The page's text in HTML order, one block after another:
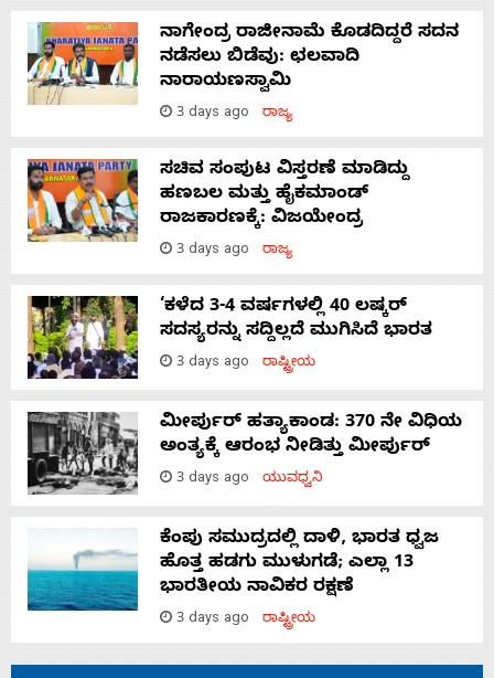
ನಾಗೇಂದ್ರ ರಾಜೀನಾಮೆ ಕೊಡದಿದ್ದರೆ ಸದನ
ನಡೆಸಲು ಬಿಡೆವು: ಛಲವಾದಿ
ನಾರಾಯಣಸ್ವಾಮಿ
3 days ago ರಾಜ್ಯ
ಸಚಿವ ಸಂಪುಟ ವಿಸ್ತರಣೆ ಮಾಡಿದ್ದು
ಹಣಬಲ ಮತ್ತು ಹೈಕಮಾಂಡ್
ರಾಜಕಾರಣಕ್ಕೆ: ವಿಜಯೇಂದ್ರ
3 days ago ರಾಜ್ಯ
‘ಕಳೆದ 3-4 ವರ್ಷಗಳಲ್ಲಿ 40 ಲಷ್ಕರ್
ಸದಸ್ಯರನ್ನು ಸದ್ದಿಲ್ಲದೆ ಮುಗಿಸಿದೆ ಭಾರತ
3 days ago ರಾಷ್ಟ್ರೀಯ
ಮೀರ್ಪುರ್ ಹತ್ಯಾಕಾಂಡ: 370 ನೇ ವಿಧಿಯ
ಅಂತ್ಯಕ್ಕೆ ಆರಂಭ ನೀಡಿತ್ತು ಮೀರ್ಪುರ್
3 days ago ಯುವಧ್ವನಿ
ಕೆಂಪು ಸಮುದ್ರದಲ್ಲಿ ದಾಳಿ, ಭಾರತ ಧ್ವಜ
ಹೊತ್ತ ಹಡಗು ಮುಳುಗಡೆ; ಎಲ್ಲಾ 13
ಭಾರತೀಯ ನಾವಿಕರ ರಕ್ಷಣೆ
3 days ago ರಾಷ್ಟ್ರೀಯ